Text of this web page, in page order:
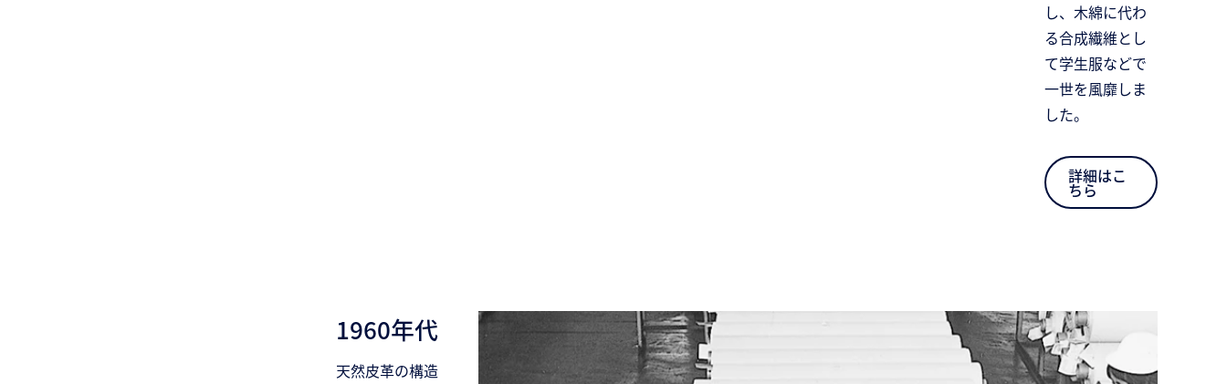
し、木綿に代わ
る合成繊維とし
て学生服などで
一世を風靡しま
した。
詳細はこ
ちら
1960年代
天然皮革の構造